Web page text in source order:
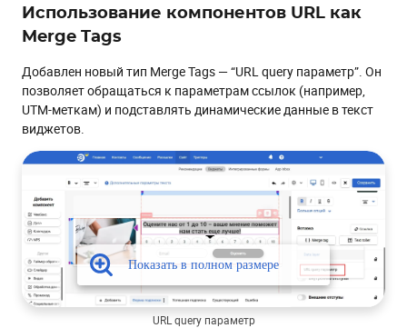
Использование компонентов URL как
Merge Tags
Добавлен новый тип Merge Tags — “URL query параметр”. Он
позволяет обращаться к параметрам ссылок (например,
UTM-меткам) и подставлять динамические данные в текст
виджетов.
URL query параметр